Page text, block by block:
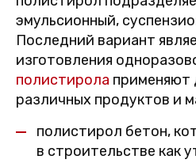
эмульсионный,
Последний вариант
изготовления
полистирола применяют
различных продуктов и
полистирол бетон,
в строительстве как